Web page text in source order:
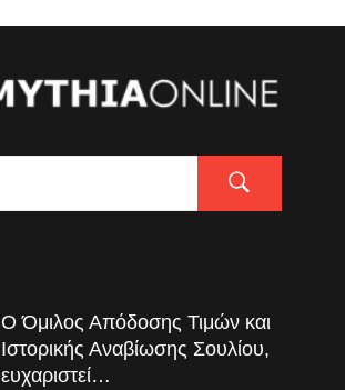
Ο Όμιλος Απόδοσης Τιμών και
Ιστορικής Αναβίωσης Σουλίου,
ευχαριστεί…